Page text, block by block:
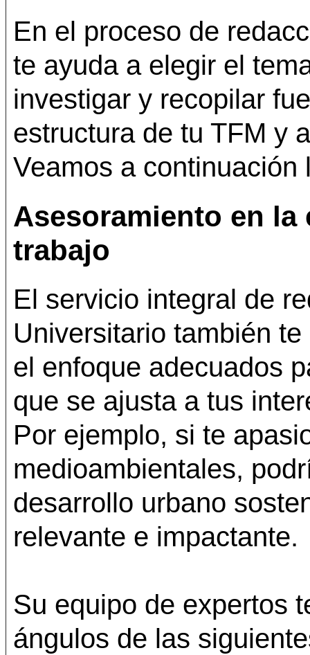
En el proceso de
te ayuda a elegir el
investigar y recopilar
estructura de tu TFM y
Veamos a continuación
Asesoramiento en
trabajo
El servicio integral de
Universitario también
el enfoque adecuados
que se ajusta a tus
Por ejemplo, si te
medioambientales,
desarrollo urbano
relevante e impactante.
Su equipo de expertos
ángulos de las